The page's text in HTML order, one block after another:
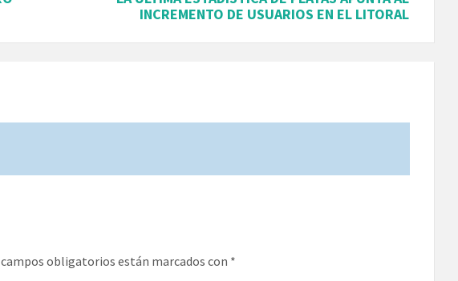
INCREMENTO DE USUARIOS EN EL LITORAL
campos obligatorios están marcados con *